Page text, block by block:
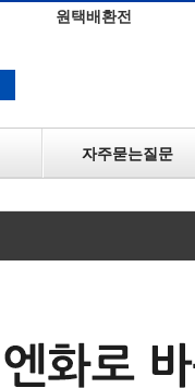
원택배환전
자주묻는질문
원매각